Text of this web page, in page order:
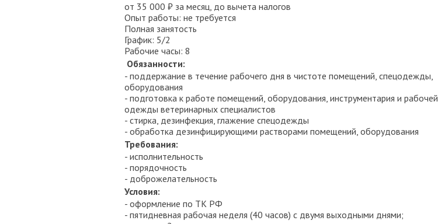
от 35 000 ₽ за месяц, до вычета налогов
Опыт работы: не требуется
Полная занятость
График: 5/2
Рабочие часы: 8
Обязанности:
- поддержание в течение рабочего дня в чистоте помещений, спецодежды,
оборудования
- подготовка к работе помещений, оборудования, инструментария и рабочей
одежды ветеринарных специалистов
- стирка, дезинфекция, глажение спецодежды
- обработка дезинфицирующими растворами помещений, оборудования
Требования:
- исполнительность
- порядочность
- доброжелательность
Условия:
- оформление по ТК РФ
- пятидневная рабочая неделя (40 часов) с двумя выходными днями;